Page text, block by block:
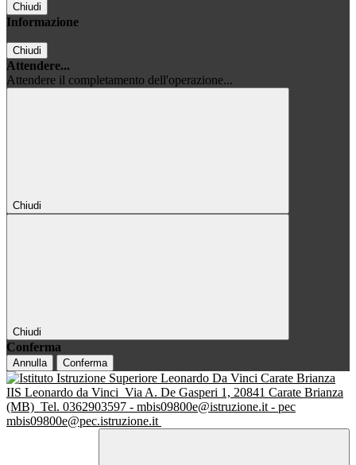
Chiudi
Informazione
Chiudi
Attendere...
Attendere il completamento dell'operazione...
Chiudi
Chiudi
Conferma
Annulla Conferma
IIS Leonardo da Vinci Via A. De Gasperi 1, 20841 Carate Brianza
(MB) Tel. 0362903597 - mbis09800e@istruzione.it - pec
mbis09800e@pec.istruzione.it